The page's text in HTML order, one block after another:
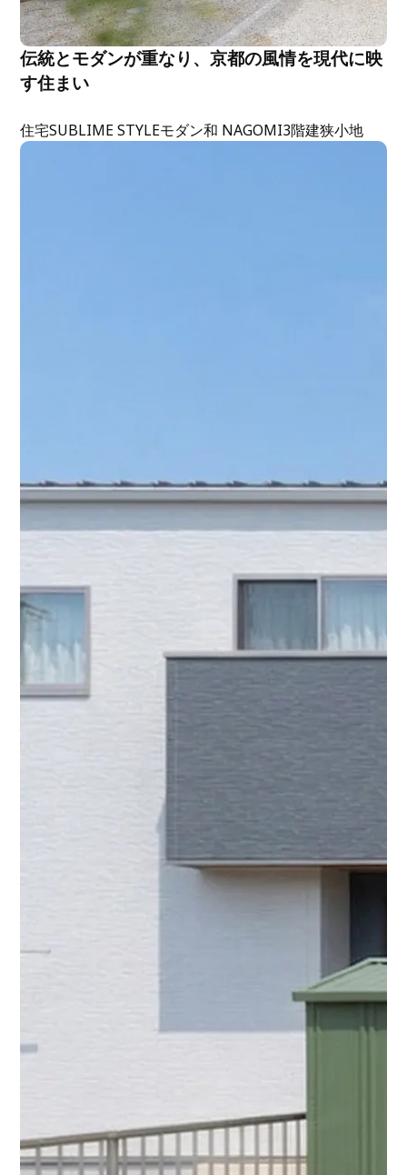
伝統とモダンが重なり、京都の風情を現代に映
す住まい
住宅SUBLIME STYLEモダン和 NAGOMI3階建狭小地